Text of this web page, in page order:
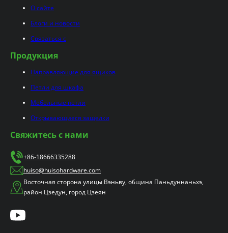
О сайте
Блоги и новости
Связаться с
Продукция
Направляющие для ящиков
Петли для шкафа
Мебельные петли
Открывающиеся защелки
Свяжитесь с нами
+86-18666335288
huiso@huisohardware.com
Восточная сторона улицы Вэньву, община Паньдуннаньхэ,
район Цзедун, город Цзеян